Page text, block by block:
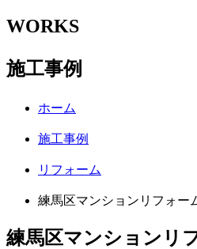
WORKS
施工事例
ホーム
施工事例
リフォーム
練馬区マンションリフォー
練馬区マンションリ